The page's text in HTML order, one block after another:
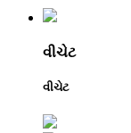
વીચેટ
વીચેટ